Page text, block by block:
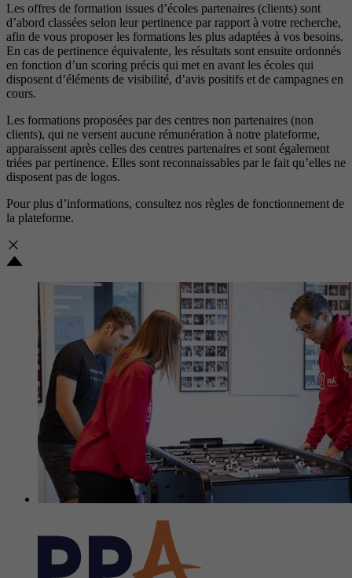
Les offres de formation issues d’écoles partenaires (clients) sont
d’abord classées selon leur pertinence par rapport à votre recherche,
afin de vous proposer les formations les plus adaptées à vos besoins.
En cas de pertinence équivalente, les résultats sont ensuite ordonnés
en fonction d’un scoring précis qui met en avant les écoles qui
disposent d’éléments de visibilité, d’avis positifs et de campagnes en
cours.
Les formations proposées par des centres non partenaires (non
clients), qui ne versent aucune rémunération à notre plateforme,
apparaissent après celles des centres partenaires et sont également
triées par pertinence. Elles sont reconnaissables par le fait qu’elles ne
disposent pas de logos.
Pour plus d’informations, consultez nos règles de fonctionnement de
la plateforme.